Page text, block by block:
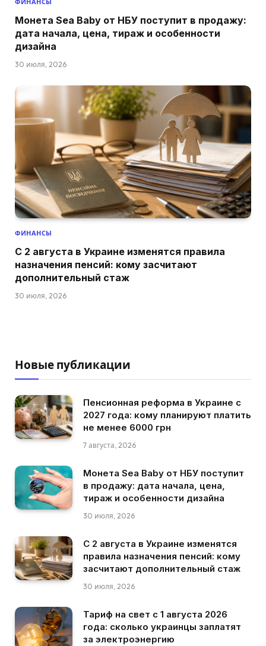
Монета Sea Baby от НБУ поступит в продажу:
дата начала, цена, тираж и особенности
дизайна
30 июля, 2026
ФИНАНСЫ
С 2 августа в Украине изменятся правила
назначения пенсий: кому засчитают
дополнительный стаж
30 июля, 2026
Новые публикации
Пенсионная реформа в Украине с
2027 года: кому планируют платить
не менее 6000 грн
7 августа, 2026
Монета Sea Baby от НБУ поступит
в продажу: дата начала, цена,
тираж и особенности дизайна
30 июля, 2026
С 2 августа в Украине изменятся
правила назначения пенсий: кому
засчитают дополнительный стаж
30 июля, 2026
Тариф на свет с 1 августа 2026
года: сколько украинцы заплатят
за электроэнергию